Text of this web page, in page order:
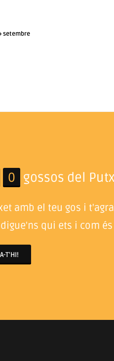
setembre
0 gossos del
amb el teu gos i
qui ets i com
T'HI!